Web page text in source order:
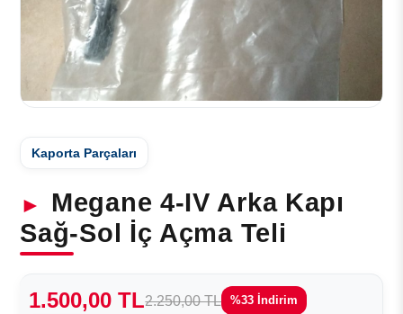
Kaporta Parçaları
Megane 4-IV Arka Kapı
Sağ-Sol İç Açma Teli
1.500,00 TL2.250,00 TL %33 İndirim